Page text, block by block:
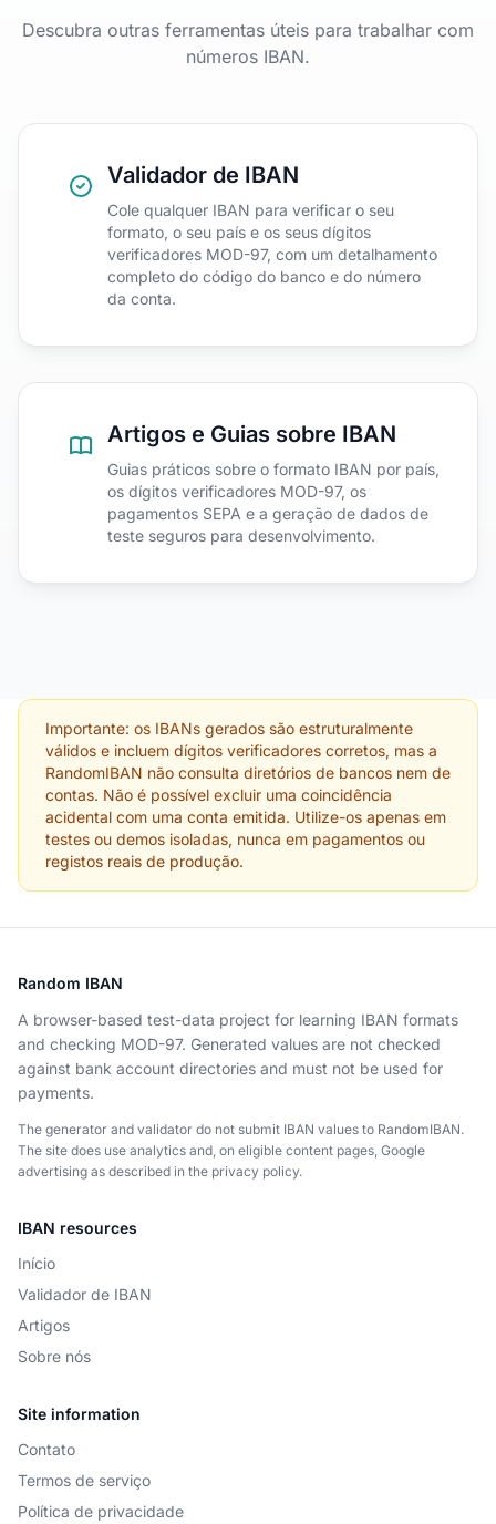
Descubra outras ferramentas úteis para trabalhar com
números IBAN.
Validador de IBAN
Cole qualquer IBAN para verificar o seu
formato, o seu país e os seus dígitos
verificadores MOD-97, com um detalhamento
completo do código do banco e do número
da conta.
Artigos e Guias sobre IBAN
Guias práticos sobre o formato IBAN por país,
os dígitos verificadores MOD-97, os
pagamentos SEPA e a geração de dados de
teste seguros para desenvolvimento.
Importante: os IBANs gerados são estruturalmente
válidos e incluem dígitos verificadores corretos, mas a
RandomIBAN não consulta diretórios de bancos nem de
contas. Não é possível excluir uma coincidência
acidental com uma conta emitida. Utilize-os apenas em
testes ou demos isoladas, nunca em pagamentos ou
registos reais de produção.
Random IBAN
A browser-based test-data project for learning IBAN formats
and checking MOD-97. Generated values are not checked
against bank account directories and must not be used for
payments.
The generator and validator do not submit IBAN values to RandomIBAN.
The site does use analytics and, on eligible content pages, Google
advertising as described in the privacy policy.
IBAN resources
Início
Validador de IBAN
Artigos
Sobre nós
Site information
Contato
Termos de serviço
Política de privacidade